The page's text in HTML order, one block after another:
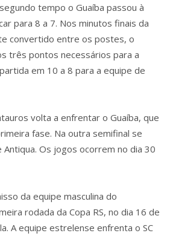
tempo o Guaíba passou à
para 8 a 7. Nos minutos finais da
convertido entre os postes, o
três pontos necessários para a
em 10 a 8 para a equipe de
volta a enfrentar o Guaíba, que
fase. Na outra semifinal se
Os jogos ocorrem no dia 30
da equipe masculina do
rodada da Copa RS, no dia 16 de
A equipe estrelense enfrenta o SC